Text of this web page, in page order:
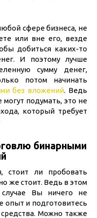
сфере бизнеса, не
или вне его, везде
добиться каких-то
И поэтому лучше
сумму денег,
потом начинать
без вложений. Ведь
подумать, это не
который требует
бинарными
стоит ли пробовать
же стоит. Ведь в этом
Вы ничего не
опыт и подготовитесь
Можно также